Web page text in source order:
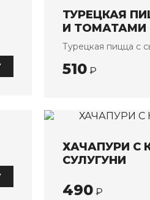
ТУРЕЦКАЯ
И ТОМАТАМИ
Турецкая пицца с
510 ₽
ХАЧАПУРИ С
СУЛУГУНИ
490 ₽